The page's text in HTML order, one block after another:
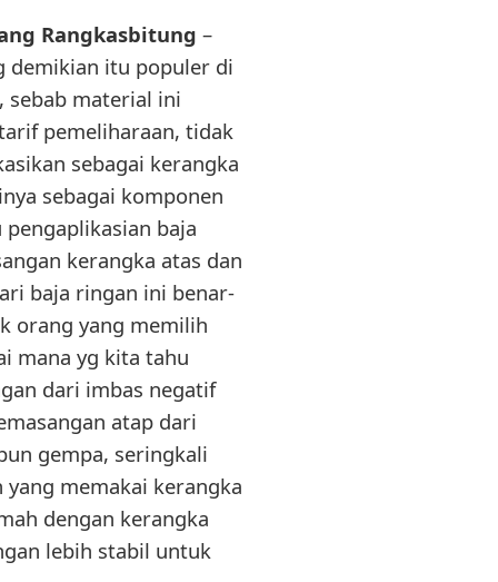
Rangkasbitung –
demikian itu populer di
sebab material ini
pemeliharaan, tidak
sebagai kerangka
sebagai komponen
baja
kerangka atas dan
baja ringan ini benar-
orang yang memilih
mana yg kita tahu
dari imbas negatif
atap dari
gempa, seringkali
memakai kerangka
dengan kerangka
lebih stabil untuk